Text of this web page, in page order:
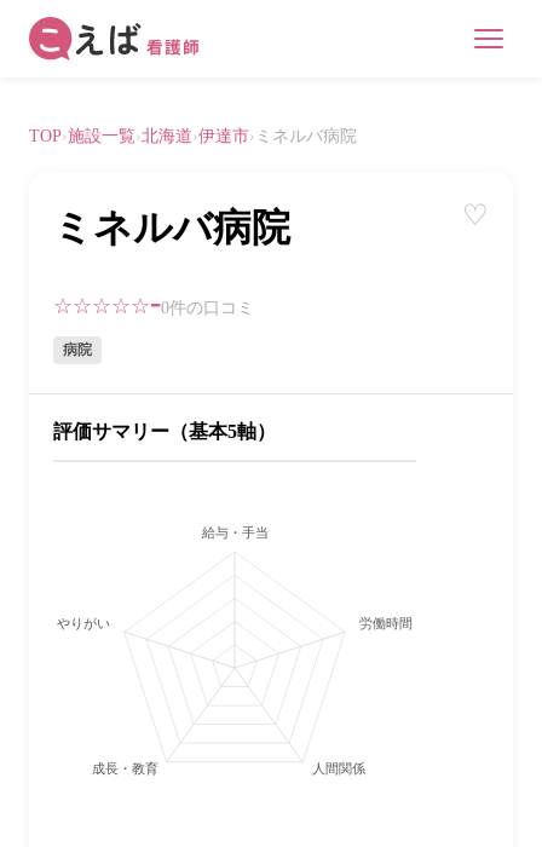
TOP›施設一覧›北海道›伊達市› ミネルバ病院
ミネルバ病院 ♡
☆☆☆☆☆-0件の口コミ
病院
評価サマリー（基本5軸）
給与・手当
労働時間・休日
人間関係
成長・教育
やりがい